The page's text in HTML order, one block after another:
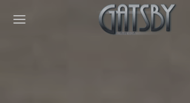
Cookies management panel